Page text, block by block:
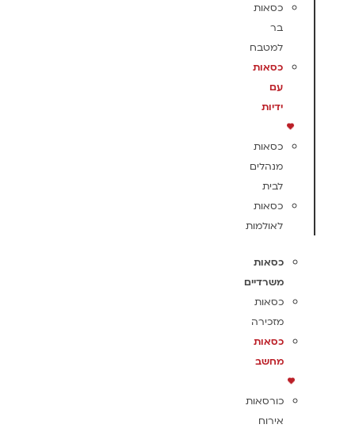
כסאות
בר
למטבח
כסאות
עם
ידיות
כסאות
מנהלים
לבית
כסאות
לאולמות
כסאות
משרדיים
כסאות
מזכירה
כסאות
מחשב
כורסאות
אירוח